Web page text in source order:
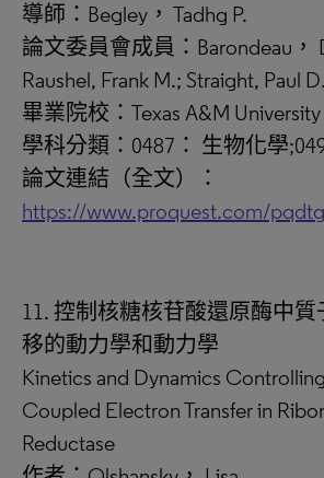
導師：Begley， Tadhg P.
論文委員會成員：Barondeau，
Raushel, Frank M.; Straight, Paul D.
畢業院校：Texas A&M University
學科分類：0487： 生物化學
論文連結（全文）：
https://www.proquest.com/
11. 控制核糖核苷酸還原酶中
移的動力學和動力學
Kinetics and Dynamics
Coupled Electron Transfer in
Reductase